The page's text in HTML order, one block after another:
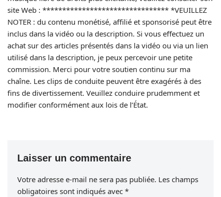
site Web : ******************************** *VEUILLEZ
NOTER : du contenu monétisé, affilié et sponsorisé peut être
inclus dans la vidéo ou la description. Si vous effectuez un
achat sur des articles présentés dans la vidéo ou via un lien
utilisé dans la description, je peux percevoir une petite
commission. Merci pour votre soutien continu sur ma
chaîne. Les clips de conduite peuvent être exagérés à des
fins de divertissement. Veuillez conduire prudemment et
modifier conformément aux lois de l’État.
Laisser un commentaire
Votre adresse e-mail ne sera pas publiée. Les champs
obligatoires sont indiqués avec *